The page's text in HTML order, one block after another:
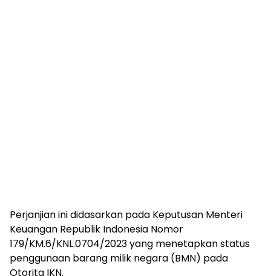
Perjanjian ini didasarkan pada Keputusan Menteri
Keuangan Republik Indonesia Nomor
179/KM.6/KNL.0704/2023 yang menetapkan status
penggunaan barang milik negara (BMN) pada
Otorita IKN.